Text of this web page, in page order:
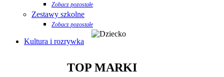
Zobacz pozostałe
Zestawy szkolne
Zobacz pozostałe
Kultura i rozrywka
TOP MARKI